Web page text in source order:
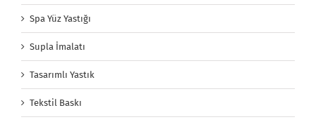
Spa Yüz Yastığı
Supla İmalatı
Tasarımlı Yastık
Tekstil Baskı